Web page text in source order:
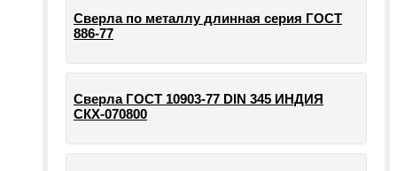
Сверла по металлу длинная серия ГОСТ
886-77
Сверла ГОСТ 10903-77 DIN 345 ИНДИЯ
СКХ-070800